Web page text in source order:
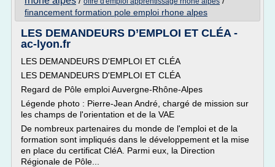
financement formation pole emploi rhone alpes
LES DEMANDEURS D’EMPLOI ET CLÉA -
ac-lyon.fr
LES DEMANDEURS D'EMPLOI ET CLÉA
LES DEMANDEURS D'EMPLOI ET CLÉA
Regard de Pôle emploi Auvergne-Rhône-Alpes
Légende photo : Pierre-Jean André, chargé de mission sur
les champs de l'orientation et de la VAE
De nombreux partenaires du monde de l'emploi et de la
formation sont impliqués dans le développement et la mise
en place du certificat CléA. Parmi eux, la Direction
Régionale de Pôle...